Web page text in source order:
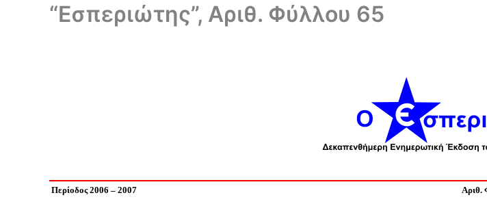
“Εσπεριώτης”, Αριθ. Φύλλου 65
Περίοδος 2006 – 2007 Αριθ.